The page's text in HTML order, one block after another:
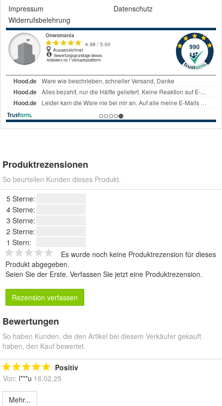
Impressum
Datenschutz
Widerrufsbelehrung
Produktrezensionen
So beurteilen Kunden dieses Produkt.
5 Sterne:
4 Sterne:
3 Sterne:
2 Sterne:
1 Stern:
Es wurde noch keine Produktrezension für dieses
Produkt abgegeben.
Seien Sie der Erste. Verfassen Sie jetzt eine Produktrezension.
Rezension verfassen
Bewertungen
So haben Kunden, die den Artikel bei diesem Verkäufer gekauft
haben, den Kauf bewertet.
Positiv
Von: l***u 16.02.25
Mehr...